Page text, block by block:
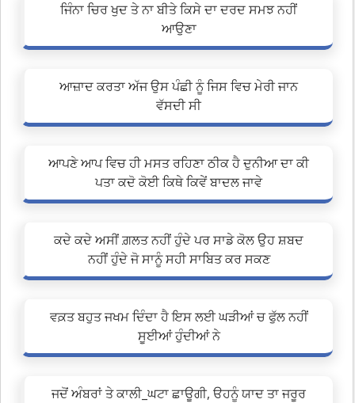
ਜਿੰਨਾ ਚਿਰ ਖੁਦ ਤੇ ਨਾ ਬੀਤੇ ਕਿਸੇ ਦਾ ਦਰਦ ਸਮਝ ਨਹੀਂ
ਆਉਣਾ
ਆਜ਼ਾਦ ਕਰਤਾ ਅੱਜ ਉਸ ਪੰਛੀ ਨੂੰ ਜਿਸ ਵਿਚ ਮੇਰੀ ਜਾਨ
ਵੱਸਦੀ ਸੀ
ਆਪਣੇ ਆਪ ਵਿਚ ਹੀ ਮਸਤ ਰਹਿਣਾ ਠੀਕ ਹੈ ਦੁਨੀਆ ਦਾ ਕੀ
ਪਤਾ ਕਦੋ ਕੋਈ ਕਿਥੇ ਕਿਵੇਂ ਬਾਦਲ ਜਾਵੇ
ਕਦੇ ਕਦੇ ਅਸੀਂ ਗ਼ਲਤ ਨਹੀਂ ਹੁੰਦੇ ਪਰ ਸਾਡੇ ਕੋਲ ਉਹ ਸ਼ਬਦ
ਨਹੀਂ ਹੁੰਦੇ ਜੋ ਸਾਨੂੰ ਸਹੀ ਸਾਬਿਤ ਕਰ ਸਕਣ
ਵਕ਼ਤ ਬਹੁਤ ਜਖਮ ਦਿੰਦਾ ਹੈ ਇਸ ਲਈ ਘੜੀਆਂ ਚ ਫੁੱਲ ਨਹੀਂ
ਸੂਈਆਂ ਹੁੰਦੀਆਂ ਨੇ
ਜਦੋਂ ਅੰਬਰਾਂ ਤੇ ਕਾਲੀ_ਘਟਾ ਛਾਊਗੀ, ੳਹਨੂੰ ਯਾਦ ਤਾ ਜਰੂਰ